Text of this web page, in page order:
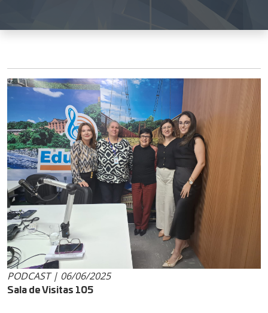
PODCAST | 06/06/2025
Sala de Visitas 105